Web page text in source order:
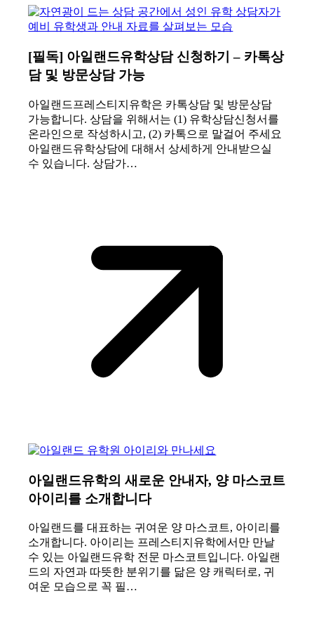
[필독] 아일랜드유학상담 신청하기 – 카톡상
담 및 방문상담 가능
아일랜드프레스티지유학은 카톡상담 및 방문상담
가능합니다. 상담을 위해서는 (1) 유학상담신청서를
온라인으로 작성하시고, (2) 카톡으로 말걸어 주세요
아일랜드유학상담에 대해서 상세하게 안내받으실
수 있습니다. 상담가…
아일랜드유학의 새로운 안내자, 양 마스코트
아이리를 소개합니다
아일랜드를 대표하는 귀여운 양 마스코트, 아이리를
소개합니다. 아이리는 프레스티지유학에서만 만날
수 있는 아일랜드유학 전문 마스코트입니다. 아일랜
드의 자연과 따뜻한 분위기를 닮은 양 캐릭터로, 귀
여운 모습으로 꼭 필…